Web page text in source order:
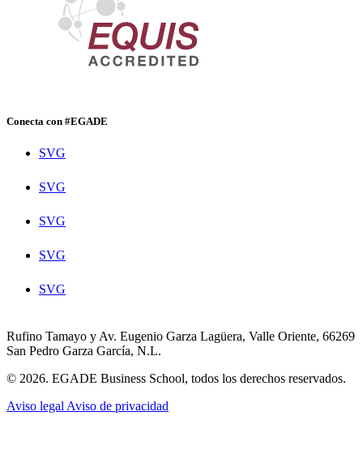
Conecta con #EGADE
SVG
SVG
SVG
SVG
SVG
Rufino Tamayo y Av. Eugenio Garza Lagüera, Valle Oriente, 66269
San Pedro Garza García, N.L.
© 2026. EGADE Business School, todos los derechos reservados.
Aviso legal Aviso de privacidad